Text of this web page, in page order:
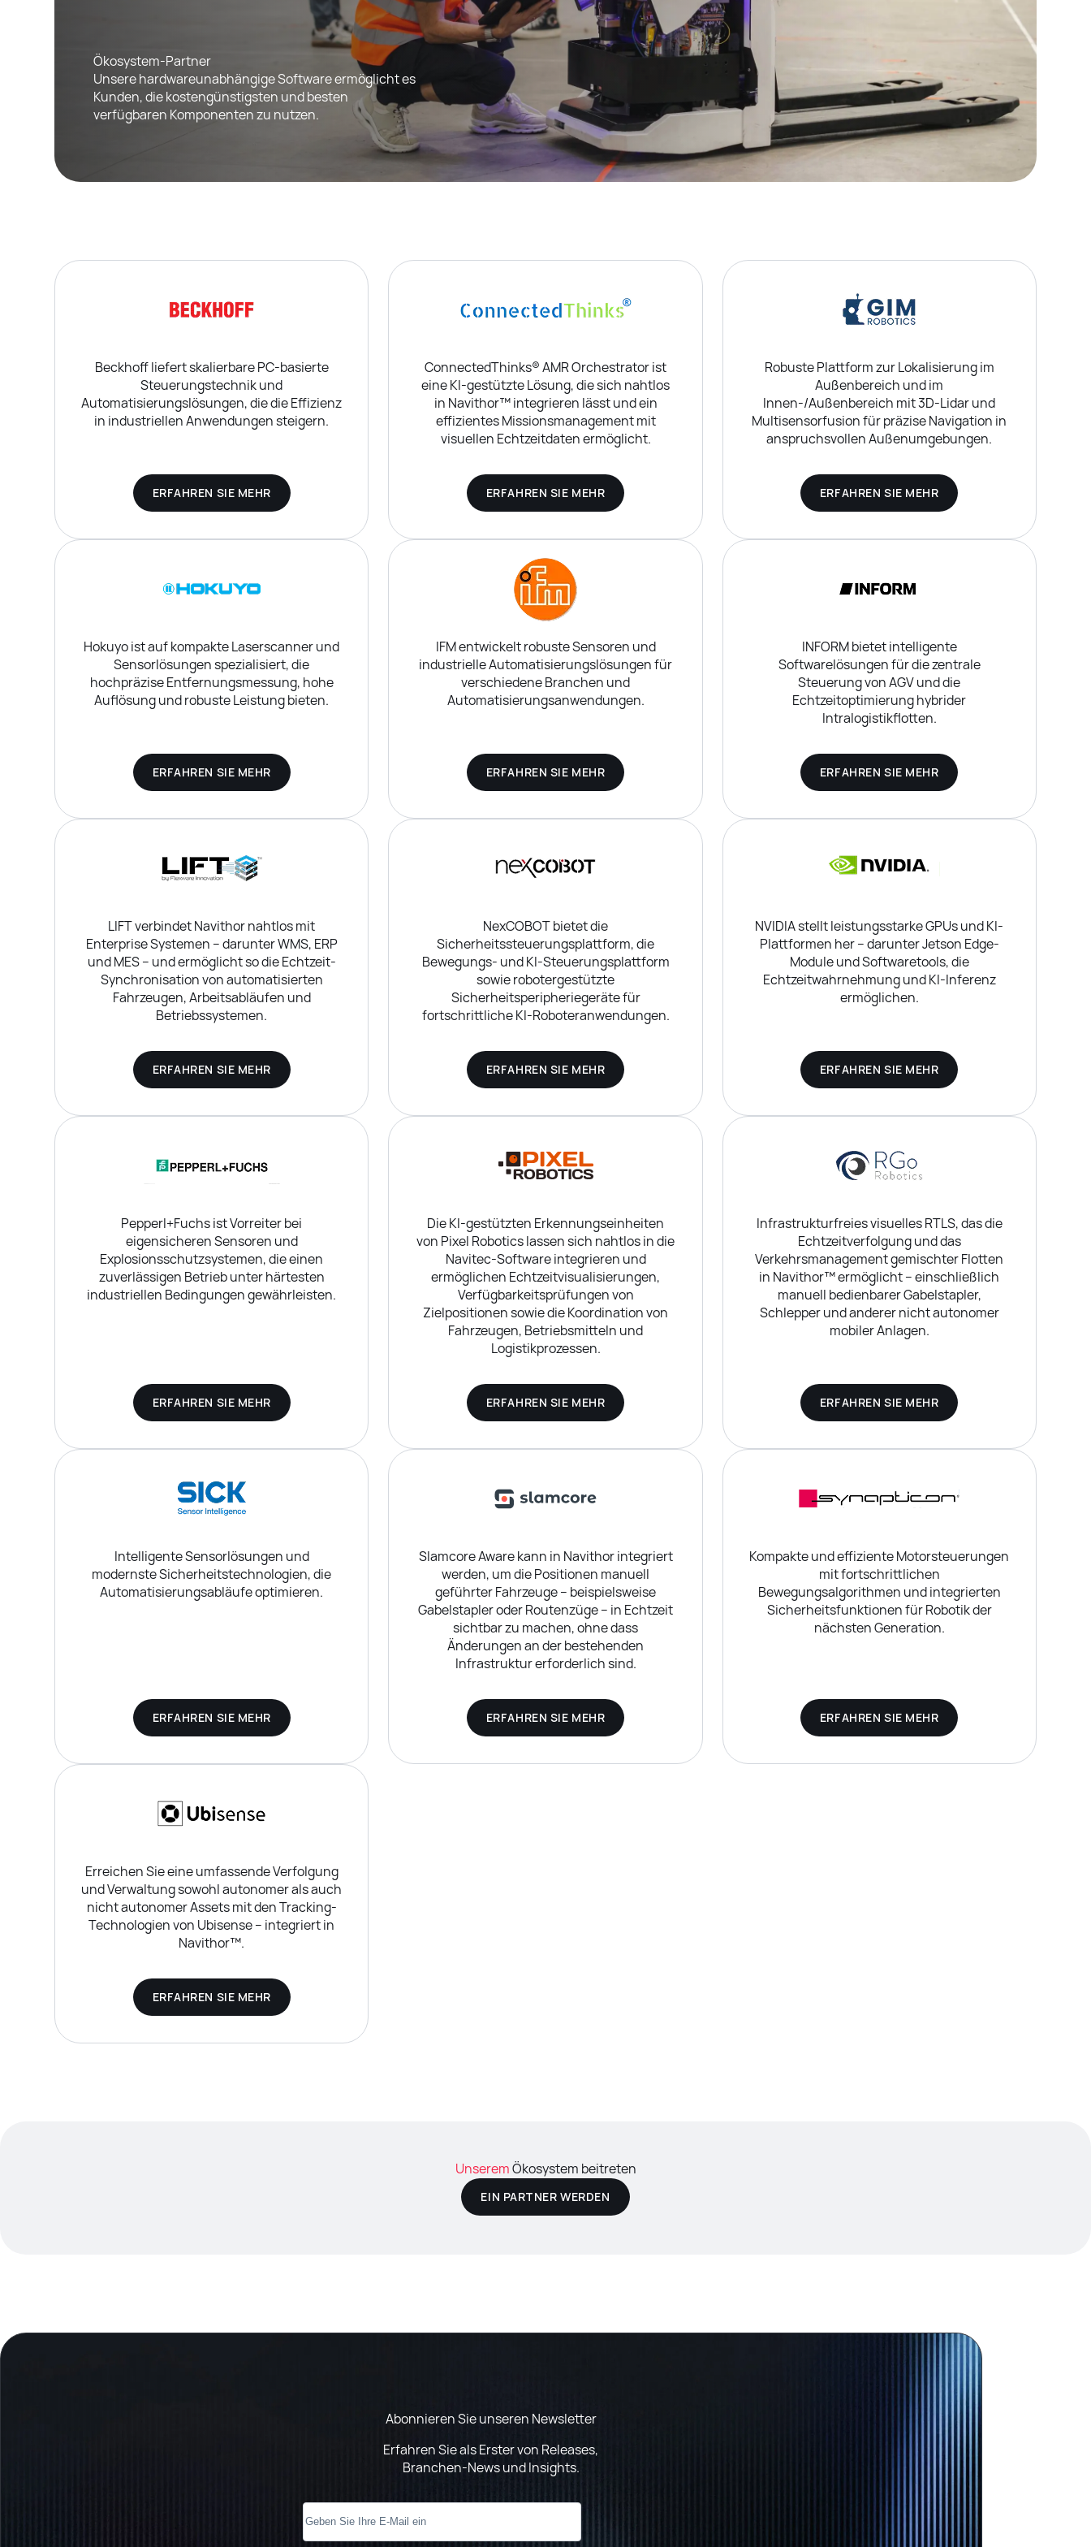
Ökosystem-Partner
Unsere hardwareunabhängige Software ermöglicht es
Kunden, die kostengünstigsten und besten
verfügbaren Komponenten zu nutzen.
Beckhoff liefert skalierbare PC-basierte
Steuerungstechnik und
Automatisierungslösungen, die die Effizienz
in industriellen Anwendungen steigern.
ERFAHREN SIE MEHR
ConnectedThinks® AMR Orchestrator ist
eine KI-gestützte Lösung, die sich nahtlos
in Navithor™ integrieren lässt und ein
effizientes Missionsmanagement mit
visuellen Echtzeitdaten ermöglicht.
ERFAHREN SIE MEHR
Robuste Plattform zur Lokalisierung im
Außenbereich und im
Innen-/Außenbereich mit 3D-Lidar und
Multisensorfusion für präzise Navigation in
anspruchsvollen Außenumgebungen.
ERFAHREN SIE MEHR
Hokuyo ist auf kompakte Laserscanner und
Sensorlösungen spezialisiert, die
hochpräzise Entfernungsmessung, hohe
Auflösung und robuste Leistung bieten.
ERFAHREN SIE MEHR
IFM entwickelt robuste Sensoren und
industrielle Automatisierungslösungen für
verschiedene Branchen und
Automatisierungsanwendungen.
ERFAHREN SIE MEHR
INFORM bietet intelligente
Softwarelösungen für die zentrale
Steuerung von AGV und die
Echtzeitoptimierung hybrider
Intralogistikflotten.
ERFAHREN SIE MEHR
LIFT verbindet Navithor nahtlos mit
Enterprise Systemen – darunter WMS, ERP
und MES – und ermöglicht so die Echtzeit-
Synchronisation von automatisierten
Fahrzeugen, Arbeitsabläufen und
Betriebssystemen.
ERFAHREN SIE MEHR
NexCOBOT bietet die
Sicherheitssteuerungsplattform, die
Bewegungs- und KI-Steuerungsplattform
sowie robotergestützte
Sicherheitsperipheriegeräte für
fortschrittliche KI-Roboteranwendungen.
ERFAHREN SIE MEHR
NVIDIA stellt leistungsstarke GPUs und KI-
Plattformen her – darunter Jetson Edge-
Module und Softwaretools, die
Echtzeitwahrnehmung und KI-Inferenz
ermöglichen.
ERFAHREN SIE MEHR
Pepperl+Fuchs ist Vorreiter bei
eigensicheren Sensoren und
Explosionsschutzsystemen, die einen
zuverlässigen Betrieb unter härtesten
industriellen Bedingungen gewährleisten.
ERFAHREN SIE MEHR
Die KI-gestützten Erkennungseinheiten
von Pixel Robotics lassen sich nahtlos in die
Navitec-Software integrieren und
ermöglichen Echtzeitvisualisierungen,
Verfügbarkeitsprüfungen von
Zielpositionen sowie die Koordination von
Fahrzeugen, Betriebsmitteln und
Logistikprozessen.
ERFAHREN SIE MEHR
Infrastrukturfreies visuelles RTLS, das die
Echtzeitverfolgung und das
Verkehrsmanagement gemischter Flotten
in Navithor™ ermöglicht – einschließlich
manuell bedienbarer Gabelstapler,
Schlepper und anderer nicht autonomer
mobiler Anlagen.
ERFAHREN SIE MEHR
Intelligente Sensorlösungen und
modernste Sicherheitstechnologien, die
Automatisierungsabläufe optimieren.
ERFAHREN SIE MEHR
Slamcore Aware kann in Navithor integriert
werden, um die Positionen manuell
geführter Fahrzeuge – beispielsweise
Gabelstapler oder Routenzüge – in Echtzeit
sichtbar zu machen, ohne dass
Änderungen an der bestehenden
Infrastruktur erforderlich sind.
ERFAHREN SIE MEHR
Kompakte und effiziente Motorsteuerungen
mit fortschrittlichen
Bewegungsalgorithmen und integrierten
Sicherheitsfunktionen für Robotik der
nächsten Generation.
ERFAHREN SIE MEHR
Erreichen Sie eine umfassende Verfolgung
und Verwaltung sowohl autonomer als auch
nicht autonomer Assets mit den Tracking-
Technologien von Ubisense – integriert in
Navithor™.
ERFAHREN SIE MEHR
UnseremÖkosystem beitreten
EIN PARTNER WERDEN
Abonnieren Sie unseren Newsletter
Erfahren Sie als Erster von Releases,
Branchen-News und Insights.